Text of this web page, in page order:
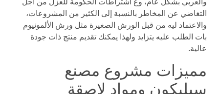
التغاضي عن المخاطر بالنسبة إلى الكثير من المشروعات،
والاعتماد ليه من قبل الورش الصغيرة مثل ورش الألمونيوم
بات الطلب عليه يتزايد ولهذا يمكنك تقديم منتج ذات جودة
عالية.
مميزات مشروع مصنع
سيليكون ومواد لاصقة